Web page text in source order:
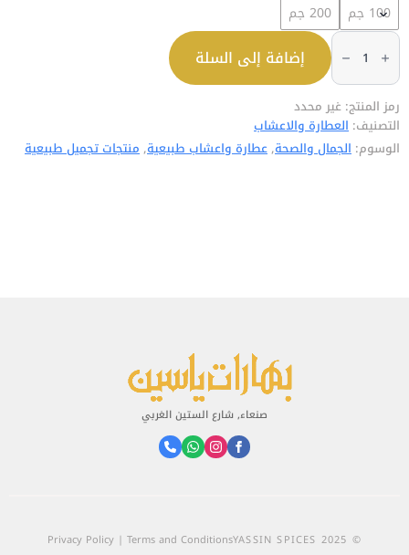
100 جم 200 جم
كمية
خلطة
والرشاقة
إضافة إلى السلة
رمز المنتج: غير محدد
التصنيف: العطارة والاعشاب
الوسوم: الجمال والصحة,عطارة واعشاب طبيعية,منتجات تجميل طبيعية
صنعاء, شارع الستين الغربي
© 2025 YASSIN SPICES
Privacy Policy | Terms and Conditions